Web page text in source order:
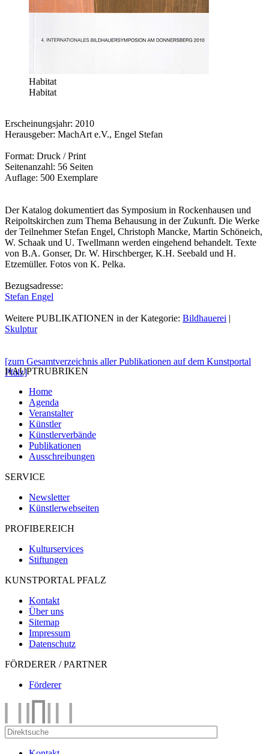
Habitat
Habitat
Erscheinungsjahr: 2010
Herausgeber: MachArt e.V., Engel Stefan
Format: Druck / Print
Seitenanzahl: 56 Seiten
Auflage: 500 Exemplare
Der Katalog dokumentiert das Symposium in Rockenhausen und
Reipoltskirchen zum Thema Behausung in der Zukunft. Die Werke
der Teilnehmer Stefan Engel, Christoph Mancke, Martin Schöneich,
W. Schaak und U. Twellmann werden eingehend behandelt. Texte
von B.A. Gonser, Dr. W. Hirschberger, K.H. Seebald und H.
Etzemüller. Fotos von K. Pelka.
Bezugsadresse:
Stefan Engel
Weitere PUBLIKATIONEN in der Kategorie: Bildhauerei |
Skulptur
[zum Gesamtverzeichnis aller Publikationen auf dem Kunstportal
Pfalz]
HAUPTRUBRIKEN
Home
Agenda
Veranstalter
Künstler
Künstlerverbände
Publikationen
Ausschreibungen
SERVICE
Newsletter
Künstlerwebseiten
PROFIBEREICH
Kulturservices
Stiftungen
KUNSTPORTAL PFALZ
Kontakt
Über uns
Sitemap
Impressum
Datenschutz
FÖRDERER / PARTNER
Förderer